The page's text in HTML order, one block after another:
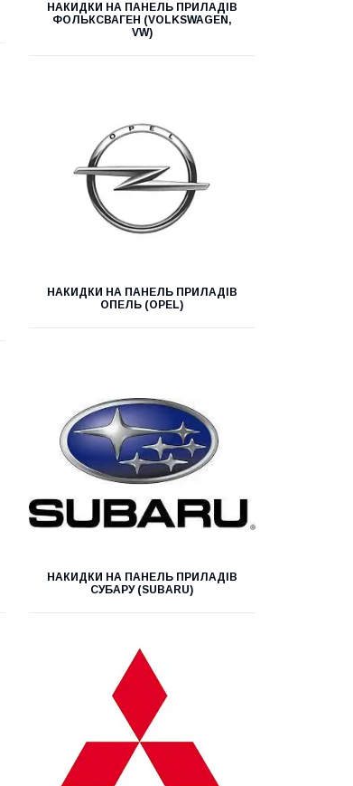
НАКИДКИ НА ПАНЕЛЬ ПРИЛАДІВ
ФОЛЬКСВАГЕН (VOLKSWAGEN,
VW)
НАКИДКИ НА ПАНЕЛЬ ПРИЛАДІВ
ОПЕЛЬ (OPEL)
НАКИДКИ НА ПАНЕЛЬ ПРИЛАДІВ
СУБАРУ (SUBARU)